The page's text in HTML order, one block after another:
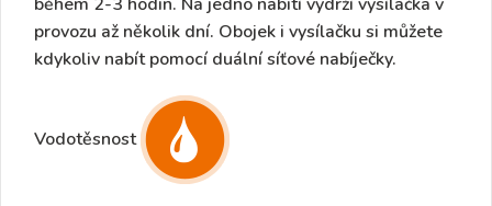
provozu až několik dní. Obojek i vysílačku si můžete
kdykoliv nabítpomocí duální síťové nabíječky.
Vodotěsnost